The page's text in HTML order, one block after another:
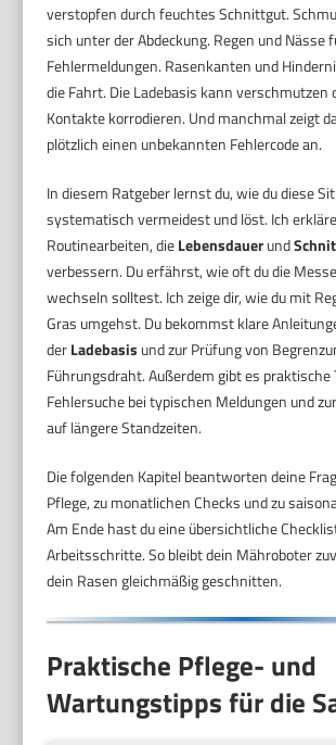
verstopfen durch feuchtes Schnittgut.
sich unter der Abdeckung. Regen und Nässe
Fehlermeldungen. Rasenkanten und
die Fahrt. Die Ladebasis kann verschmutzen
Kontakte korrodieren. Und manchmal zeigt
plötzlich einen unbekannten Fehlercode an.
In diesem Ratgeber lernst du, wie du diese
systematisch vermeidest und löst. Ich
Routinearbeiten, dieLebensdauerund
verbessern. Du erfährst, wie oft du die
wechseln solltest. Ich zeige dir, wie du mit
Gras umgehst. Du bekommst klare
derLadebasis und zur Prüfung von
Führungsdraht. Außerdem gibt es praktische
Fehlersuche bei typischen Meldungen und
auf längere Standzeiten.
Die folgenden Kapitel beantworten deine
Pflege, zu monatlichen Checks und zu
Am Ende hast du eine übersichtliche
Arbeitsschritte. So bleibt dein Mähroboter
dein Rasen gleichmäßig geschnitten.
Praktische Pflege- und
Wartungstipps für die